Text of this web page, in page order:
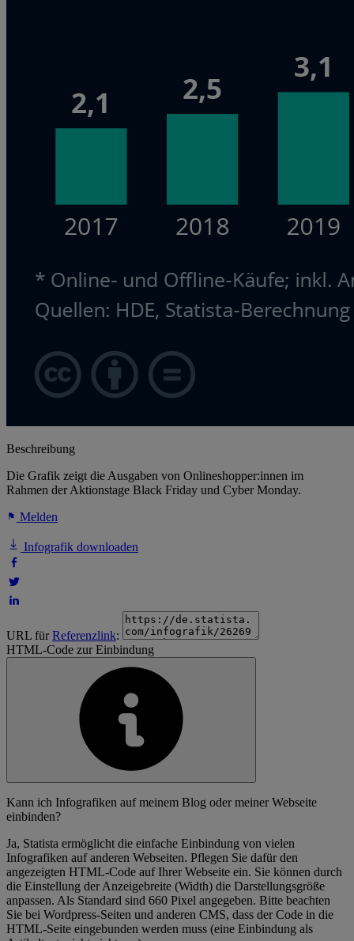
Beschreibung
Die Grafik zeigt die Ausgaben von Onlineshopper:innen im
Rahmen der Aktionstage Black Friday und Cyber Monday.
Melden
Infografik downloaden
URL fürReferenzlink:
HTML-Code zur Einbindung
Kann ich Infografiken auf meinem Blog oder meiner Webseite
einbinden?
Ja, Statista ermöglicht die einfache Einbindung von vielen
Infografiken auf anderen Webseiten. Pflegen Sie dafür den
angezeigten HTML-Code auf Ihrer Webseite ein. Sie können durch
die Einstellung der Anzeigebreite (Width) die Darstellungsgröße
anpassen. Als Standard sind 660 Pixel angegeben. Bitte beachten
Sie bei Wordpress-Seiten und anderen CMS, dass der Code in die
HTML-Seite eingebunden werden muss (eine Einbindung als